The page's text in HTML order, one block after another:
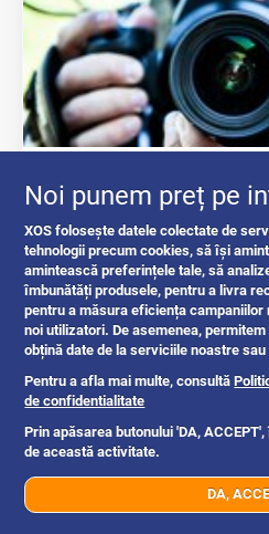
07xx xxx xxx
intrebari si
Romania
Noi punem preț pe
XOS folosește datele colectate de
tehnologii precum cookies, să își
amintească preferințele tale, să
îmbunătăți produsele, pentru a livra
pentru a măsura eficiența campaniilor
noi utilizatori. De asemenea,
obțină date de la serviciile noastre
Pentru a afla mai multe, consultă
de confidentialitate
Prin apăsarea butonului 'DA,
de această activitate.
DA,